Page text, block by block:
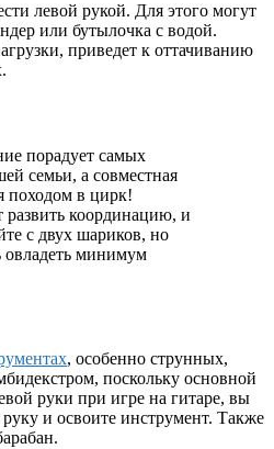
левой рукой. Для этого могут
или бутылочка с водой.
приведет к оттачиванию
порадует самых
семьи, а совместная
походом в цирк!
координацию, и
с двух шариков, но
овладеть минимум
, особенно струнных,
поскольку основной
руки при игре на гитаре, вы
и освоите инструмент. Также